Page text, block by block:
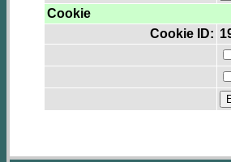
Cookie
Cookie ID: